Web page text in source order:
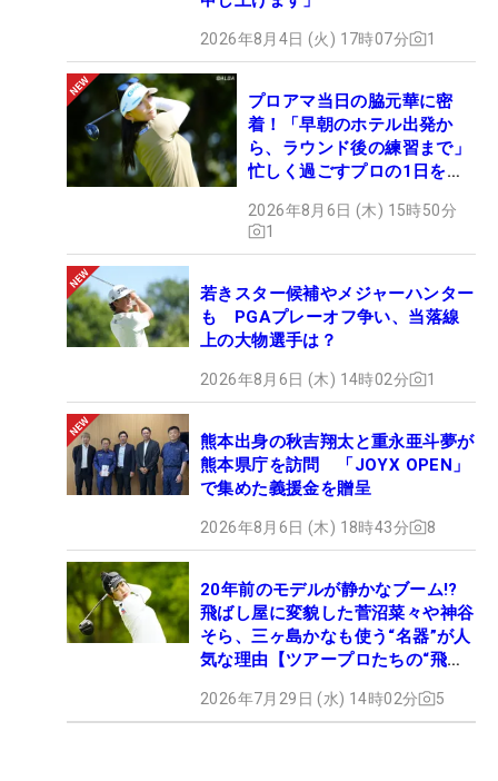
2026年8月4日 (火) 17時07分 1
プロアマ当日の脇元華に密
着！「早朝のホテル出発か
ら、ラウンド後の練習まで」
忙しく過ごすプロの1日を公
2026年8月6日 (木) 15時50分
1
若きスター候補やメジャーハンター
も PGAプレーオフ争い、当落線
上の大物選手は？
2026年8月6日 (木) 14時02分 1
熊本出身の秋吉翔太と重永亜斗夢が
熊本県庁を訪問 「JOYX OPEN」
で集めた義援金を贈呈
2026年8月6日 (木) 18時43分 8
20年前のモデルが静かなブーム!?
飛ばし屋に変貌した菅沼菜々や神谷
そら、三ヶ島かなも使う“名器”が人
気な理由【ツアープロたちの“飛ば
2026年7月29日 (水) 14時02分 5